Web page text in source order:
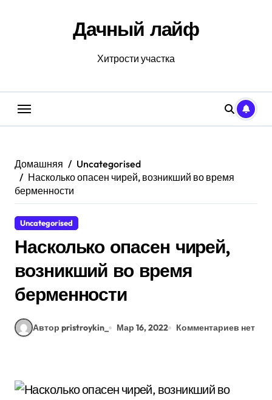
Дачный лайф
Хитрости участка
Домашняя
Uncategorised
Насколько опасен чирей, возникший во время
берменности
Uncategorised
Насколько опасен чирей,
возникший во время
берменности
Автор pristroykin_ Мар 16, 2022 Комментариев нет